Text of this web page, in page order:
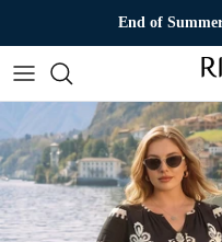
End of